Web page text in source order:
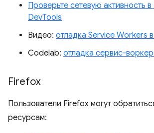
Проверьте сетевую активность
DevTools
Видео: отладка Service Workers
Codelab: отладка сервис-
Firefox
Пользователи Firefox могут
ресурсам: